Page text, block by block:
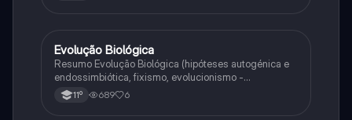
Biologia
Evolução Biológica
Resumo Evolução Biológica (hipóteses autogénica e
endossimbiótica, fixismo, evolucionismo -
argumentos, lamarckismo, darwinismo,
neodarwinismo)
11º 689 6